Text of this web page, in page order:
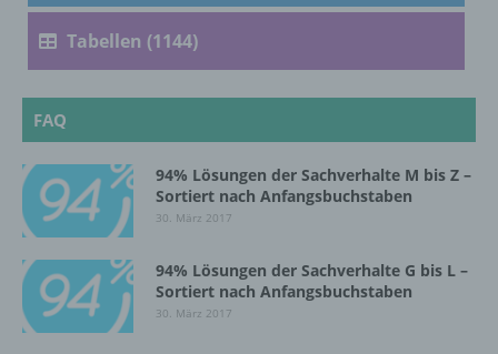
Tabellen (1144)
FAQ
94% Lösungen der Sachverhalte M bis Z –
Sortiert nach Anfangsbuchstaben
30. März 2017
94% Lösungen der Sachverhalte G bis L –
Sortiert nach Anfangsbuchstaben
30. März 2017
Daten wie das Erheben, das Erfassen, die
Organisation, das Ordnen, die Speicherung,
die Anpassung oder Veränderung, das
die Offenlegung durch Übermittlung,
Bereitstellung, den Abgleich oder die
Verknüpfung, die Einschränkung, das
Löschen oder die Vernichtung.
d) Einschränkung der Verarbeitung
Einschränkung der Verarbeitung ist die
Markierung gespeicherter